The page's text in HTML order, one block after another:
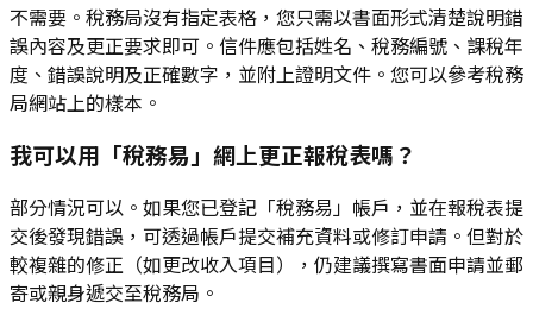
不需要。稅務局沒有指定表格，您只需以書面形式清楚說明錯
誤內容及更正要求即可。信件應包括姓名、稅務編號、課稅年
度、錯誤說明及正確數字，並附上證明文件。您可以參考稅務
局網站上的樣本。
我可以用「稅務易」網上更正報稅表嗎？
部分情況可以。如果您已登記「稅務易」帳戶，並在報稅表提
交後發現錯誤，可透過帳戶提交補充資料或修訂申請。但對於
較複雜的修正（如更改收入項目），仍建議撰寫書面申請並郵
寄或親身遞交至稅務局。